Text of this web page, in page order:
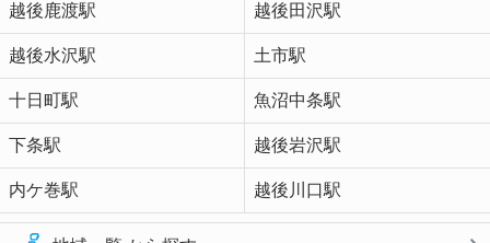
越後鹿渡駅 越後田沢駅
越後水沢駅 土市駅
十日町駅 魚沼中条駅
下条駅 越後岩沢駅
内ケ巻駅 越後川口駅